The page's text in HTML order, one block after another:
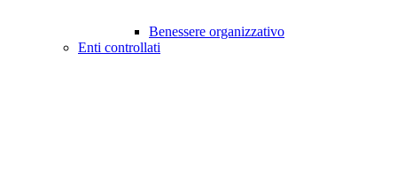
Benessere organizzativo
Enti controllati